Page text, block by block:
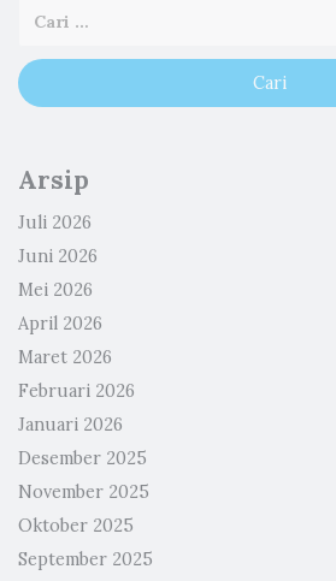
Arsip
Juli 2026
Juni 2026
Mei 2026
April 2026
Maret 2026
Februari 2026
Januari 2026
Desember 2025
November 2025
Oktober 2025
September 2025